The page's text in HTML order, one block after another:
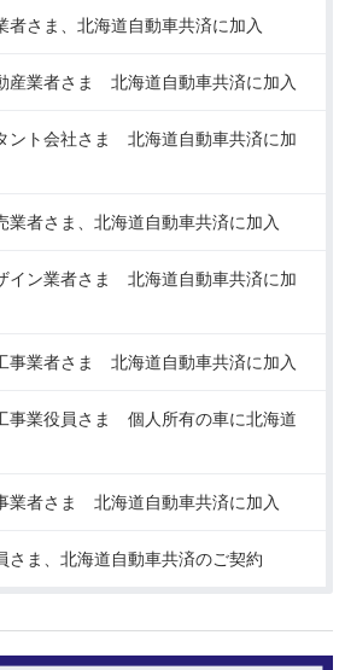
者さま、北海道自動車共済に加入
産業者さま 北海道自動車共済に加入
ント会社さま 北海道自動車共済に加
業者さま、北海道自動車共済に加入
イン業者さま 北海道自動車共済に加
事業者さま 北海道自動車共済に加入
事業役員さま 個人所有の車に北海道
業者さま 北海道自動車共済に加入
さま、北海道自動車共済のご契約